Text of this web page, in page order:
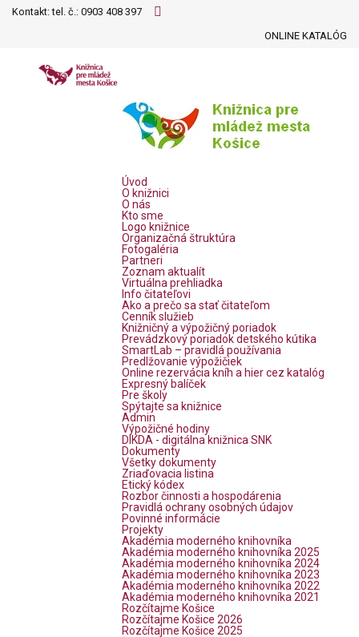
Kontakt: tel. č.: 0903 408 397
ONLINE KATALÓG
Úvod
O knižnici
O nás
Kto sme
Logo knižnice
Organizačná štruktúra
Fotogaléria
Partneri
Zoznam aktualít
Virtuálna prehliadka
Info čitateľovi
Ako a prečo sa stať čitateľom
Cenník služieb
Knižničný a výpožičný poriadok
Prevádzkový poriadok detského kútika
SmartLab – pravidlá používania
Predlžovanie výpožičiek
Online rezervácia kníh a hier cez katalóg
Expresný balíček
Pre školy
Spýtajte sa knižnice
Admin
Výpožičné hodiny
DIKDA - digitálna knižnica SNK
Dokumenty
Všetky dokumenty
Zriaďovacia listina
Etický kódex
Rozbor činnosti a hospodárenia
Pravidlá ochrany osobných údajov
Povinné informácie
Projekty
Akadémia moderného knihovníka
Akadémia moderného knihovníka 2025
Akadémia moderného knihovníka 2024
Akadémia moderného knihovníka 2023
Akadémia moderného knihovníka 2022
Akadémia moderného knihovníka 2021
Rozčítajme Košice
Rozčítajme Košice 2026
Rozčítajme Košice 2025